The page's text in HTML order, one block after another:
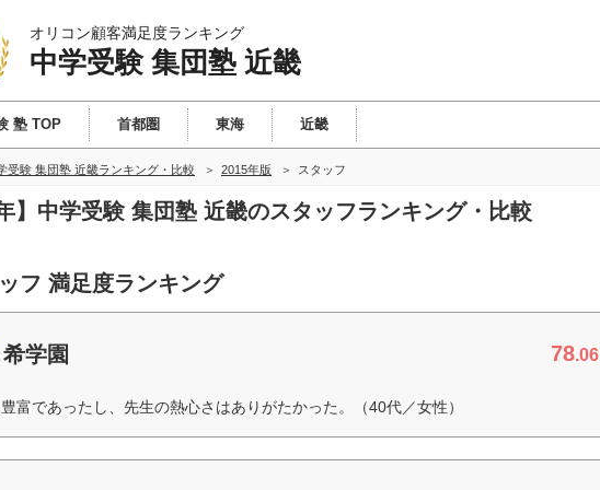
オリコン顧客満足度ランキング
中学受験 集団塾 近畿
塾 TOP 首都圏 東海 近畿
受験 集団塾 近畿ランキング・比較 2015年版 スタッフ
】中学受験 集団塾 近畿のスタッフランキング・比較
フ 満足度ランキング
希学園 78.06
富であったし、先生の熱心さはありがたかった。（40代／女性）